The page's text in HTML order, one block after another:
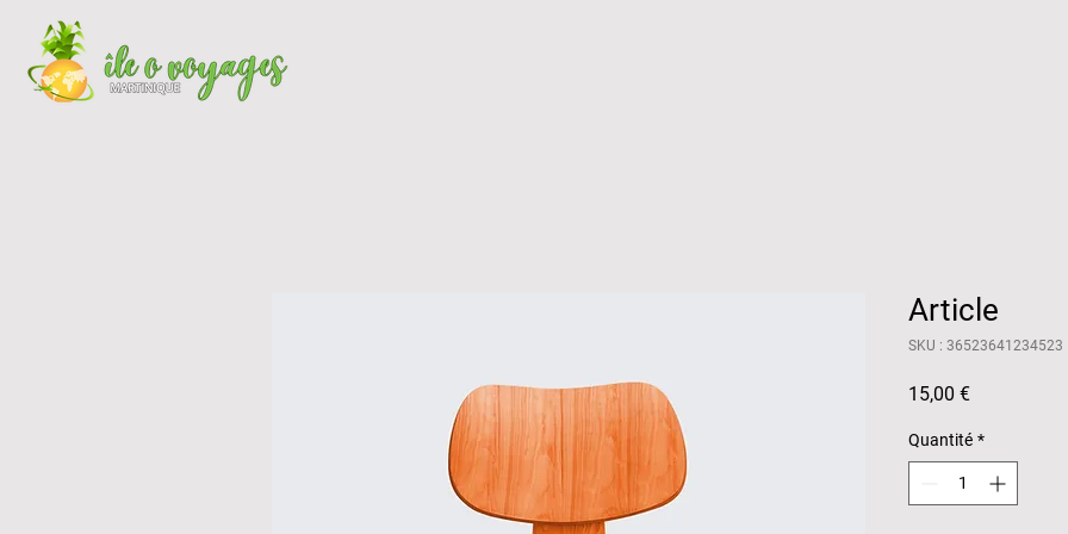
Article
SKU : 36523641234523
15,00 €Prix
Quantité *